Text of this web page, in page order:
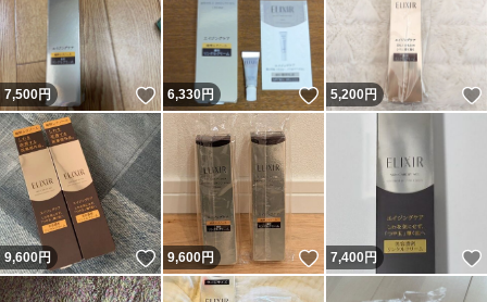
7,500円 いいね！
6,330円 いいね！
5,200円
9,600円 いいね！
9,600円 いいね！
7,400円